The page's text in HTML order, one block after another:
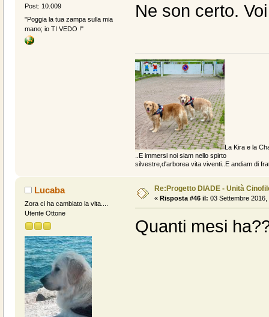
Post: 10.009
"Poggia la tua zampa sulla mia
mano; io TI VEDO !"
Ne son certo.
La Kira e la
..E immersi noi siam nello spirto
silvestre,d'arborea vita viventi..E andiam di
Lucaba
Zora ci ha cambiato la vita....
Utente Ottone
Re:Progetto DIADE - Unità
« Risposta #46 il: 03 Settembre 2016,
Quanti mesi